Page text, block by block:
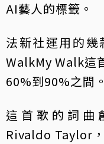
AI藝人的標籤。
法新社運用的幾
WalkMy Walk這
60%到90%之間。
這首歌的詞曲
Rivaldo Taylor